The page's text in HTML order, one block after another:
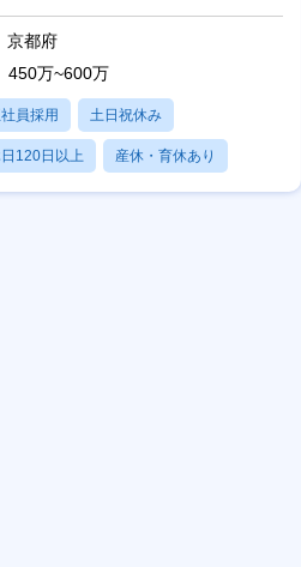
京都府
450万~600万
員採用 土日祝休み
120日以上 産休・育休あり
あり